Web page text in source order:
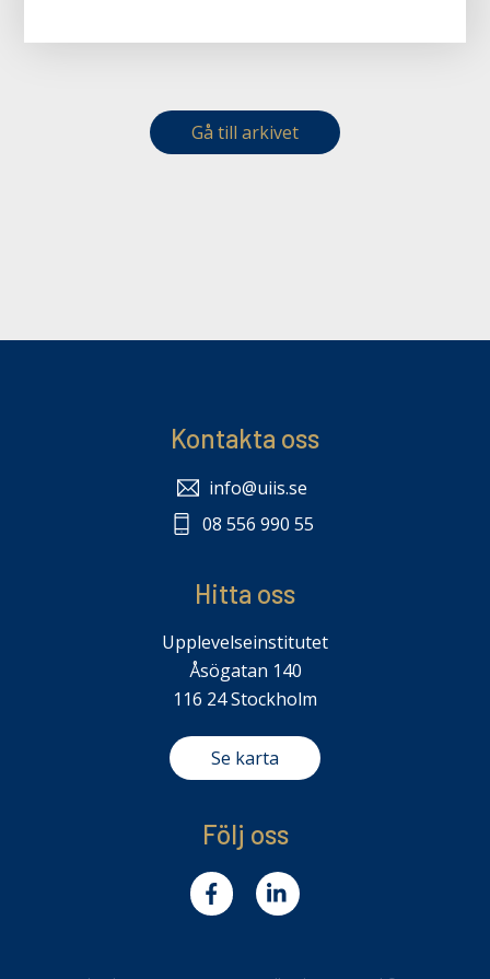
Gå till arkivet
Kontakta oss
info@uiis.se
08 556 990 55
Hitta oss
Upplevelseinstitutet
Åsögatan 140
116 24 Stockholm
Se karta
Följ oss